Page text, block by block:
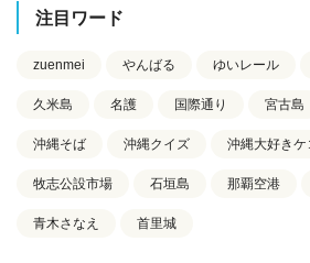
注目ワード
zuenmei やんばる ゆいレール
久米島 名護 国際通り 宮古島
沖縄そば 沖縄クイズ 沖縄大好きケ
牧志公設市場 石垣島 那覇空港
青木さなえ 首里城